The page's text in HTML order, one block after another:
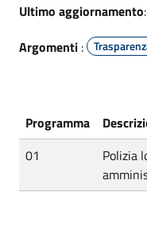
Ultimo aggiornamento
Argomenti :
Programma
01
Polizia